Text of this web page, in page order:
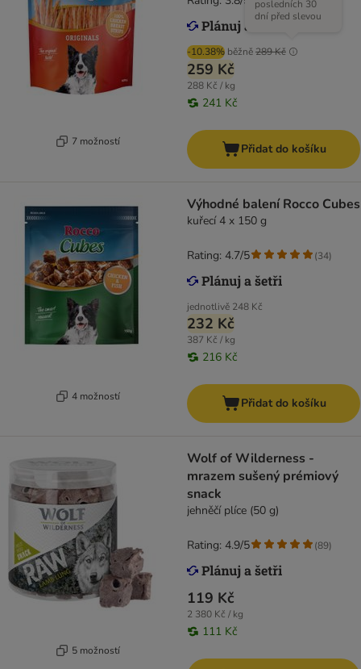
7 možností
-10.38% běžně289 Kč
posledních 30
dní před slevou
259 Kč
288 Kč / kg
241 Kč
Přidat do košíku
4 možností
Výhodné balení Rocco Cubes
kuřecí 4 x 150 g
jednotlivě 248 Kč
232 Kč
387 Kč / kg
216 Kč
Rating: 4.7/5 (34)
Přidat do košíku
5 možností
Wolf of Wilderness -
mrazem sušený prémiový
snack
jehněčí plíce (50 g)
119 Kč
2 380 Kč / kg
111 Kč
Rating: 4.9/5 (89)